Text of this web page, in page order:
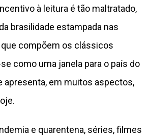
à leitura é tão maltratado,
brasilidade estampada nas
compõem os clássicos
como uma janela para o país do
apresenta, em muitos aspectos,
e quarentena, séries, filmes